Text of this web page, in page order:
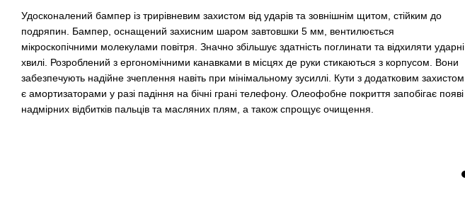
Удосконалений бампер із трирівневим захистом від ударів та зовнішнім щитом, стійким до
подряпин. Бампер, оснащений захисним шаром завтовшки 5 мм, вентилюється
мікроскопічними молекулами повітря. Значно збільшує здатність поглинати та відхиляти ударні
хвилі. Розроблений з ергономічними канавками в місцях де руки стикаються з корпусом. Вони
забезпечують надійне зчеплення навіть при мінімальному зусиллі. Кути з додатковим захистом
є амортизаторами у разі падіння на бічні грані телефону. Олеофобне покриття запобігає появі
надмірних відбитків пальців та масляних плям, а також спрощує очищення.